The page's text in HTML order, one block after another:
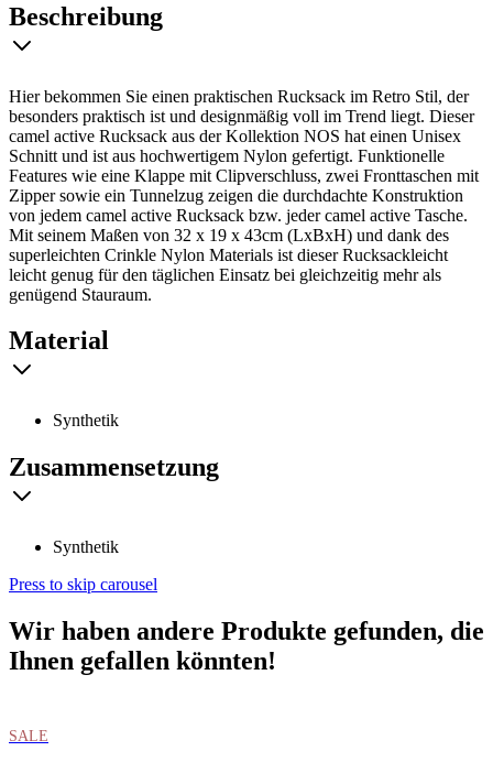
Beschreibung
Hier bekommen Sie einen praktischen Rucksack im Retro Stil, der
besonders praktisch ist und designmäßig voll im Trend liegt. Dieser
camel active Rucksack aus der Kollektion NOS hat einen Unisex
Schnitt und ist aus hochwertigem Nylon gefertigt. Funktionelle
Features wie eine Klappe mit Clipverschluss, zwei Fronttaschen mit
Zipper sowie ein Tunnelzug zeigen die durchdachte Konstruktion
von jedem camel active Rucksack bzw. jeder camel active Tasche.
Mit seinem Maßen von 32 x 19 x 43cm (LxBxH) und dank des
superleichten Crinkle Nylon Materials ist dieser Rucksackleicht
leicht genug für den täglichen Einsatz bei gleichzeitig mehr als
genügend Stauraum.
Material
Synthetik
Zusammensetzung
Synthetik
Press to skip carousel
Wir haben andere Produkte gefunden, die
Ihnen gefallen könnten!
SALE